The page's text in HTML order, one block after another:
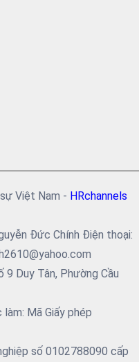
Việt Nam - HRchannels
Đức Chính Điện thoại:
9 Duy Tân, Phường Cầu
Mã Giấy phép
số 0102788090 cấp